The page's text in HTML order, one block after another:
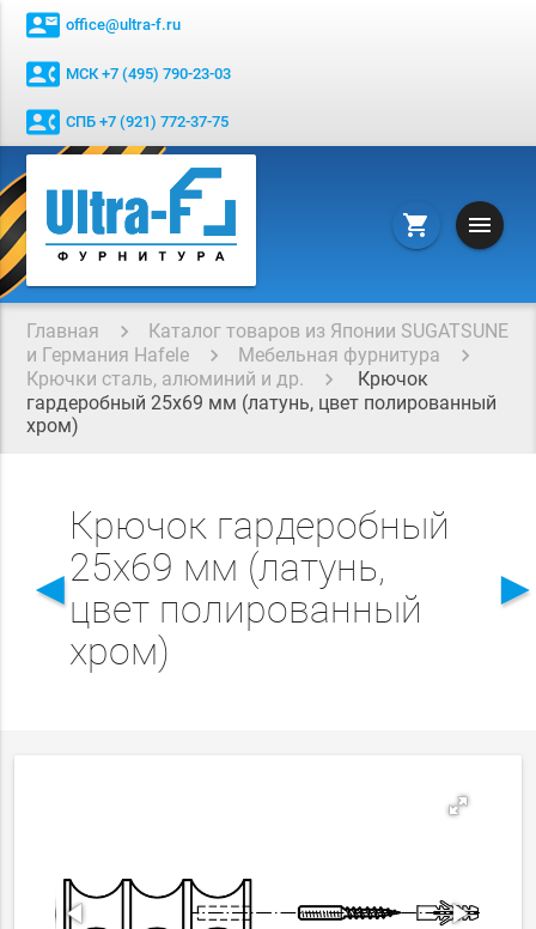
contact_mail office@ultra-f.ru
contact_phone МСК +7 (495) 790-23-03
contact_phone СПБ +7 (921) 772-37-75
shopping_cart menu
Главная
Каталог товаров из Японии SUGATSUNE
и Германия Hafele
Мебельная фурнитура
Крючки сталь, алюминий и др.
Крючок
гардеробный 25х69 мм (латунь, цвет полированный
хром)
◄
Крючок гардеробный
25х69 мм (латунь,
цвет полированный
хром)